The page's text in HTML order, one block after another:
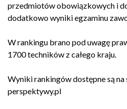
przedmiotów obowiązkowych i
dodatkowo wyniki egzaminu
W rankingu brano pod uwagę
1700 techników z całego kraju.
Wyniki rankingów dostępne są
perspektywy.pl